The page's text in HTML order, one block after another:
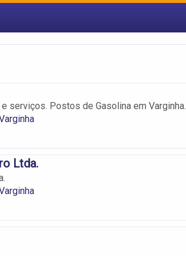
serviços. Postos de Gasolina em Varginha.
Ltda.